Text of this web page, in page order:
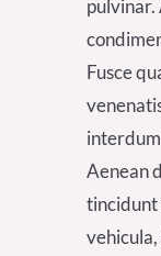
pulvinar.
Fusce
Aenean
tincidunt